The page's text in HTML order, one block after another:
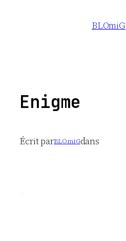
BLOmiG
Enigme
Écrit parBLOmiGdans